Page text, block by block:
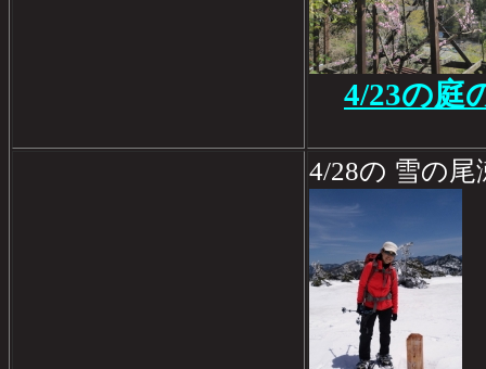
4/23の庭
4/28の 雪の尾